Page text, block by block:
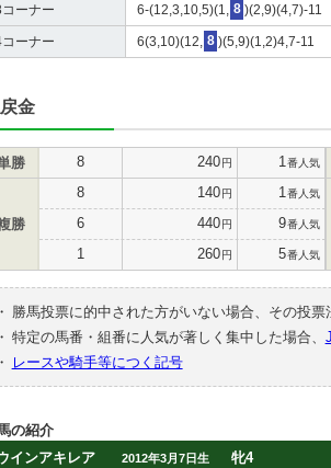
ーナー 6-(12,3,10,5)(1, 8 )(2,9)(4,7)-11
ーナー 6(3,10)(12, 8 )(5,9)(1,2)4,7-11
金
勝 8 240円 1 番人気
勝
8 140円 1 番人気
6 440円 9番人気
1 260円 5番人気
・
勝馬投票に的中された方がいない場合、その投
・ 特定の馬番・組番に人気が著しく集中した場合、
・
レースや騎手等につく記号
の紹介
インアキレア
2012年3月7日生 牝4